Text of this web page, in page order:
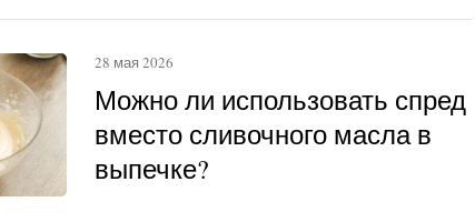
Можно ли использовать спред
вместо сливочного масла в
выпечке?
28 мая 2026